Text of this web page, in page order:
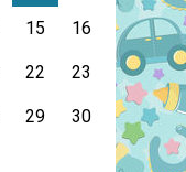
15 16
22 23
29 30